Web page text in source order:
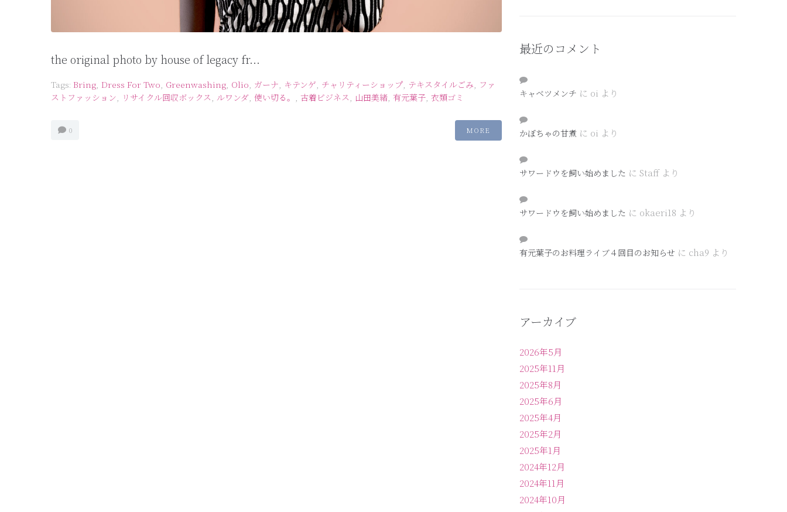
the original photo by house of legacy fr...
Tags: Bring Dress For Two Greenwashing Olio ガーナ キテンゲ チャリティーショップ テキスタイルごみ ファ
ストファッション
リサイクル回収ボックス ルワンダ 使い切る。 古着ビジネス 山田美緒 有元葉子 衣類ゴミ
0 MORE
最近のコメント
キャベツメンチ に oi より
かぼちゃの甘煮 に oi より
サワードウを飼い始めました に Staffより
サワードウを飼い始めました に okaeri18 より
有元葉子のお料理ライブ４回目のお知らせ に cha9 より
アーカイブ
2026年5月
2025年11月
2025年8月
2025年6月
2025年4月
2025年2月
2025年1月
2024年12月
2024年11月
2024年10月